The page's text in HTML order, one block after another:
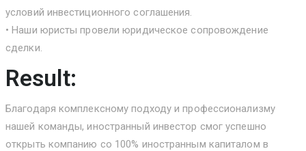
условий инвестиционного соглашения.
• Наши юристы провели юридическое сопровождение
сделки.
Result:
Благодаря комплексному подходу и профессионализму
нашей команды, иностранный инвестор смог успешно
открыть компанию со 100% иностранным капиталом в